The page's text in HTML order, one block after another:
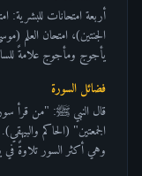
أربعة امتحانات
الجنتين)، امتحان العلم
يأجوج ومأجوج علامةً
فضائل السورة
قال النبي ﷺ: "من قرأ
الجمعتين" (الحاكم
وهي أكثر السور تلاوةً في